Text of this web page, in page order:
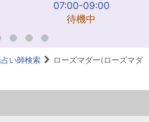
07:00-09:00
待機中
い師検索
ローズマダー(ローズマダ